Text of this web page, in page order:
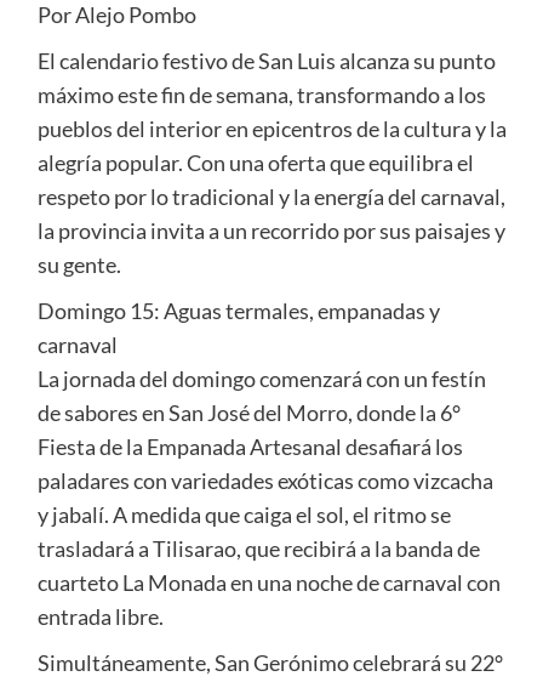
Por Alejo Pombo
El calendario festivo de San Luis alcanza su punto
máximo este fin de semana, transformando a los
pueblos del interior en epicentros de la cultura y la
alegría popular. Con una oferta que equilibra el
respeto por lo tradicional y la energía del carnaval,
la provincia invita a un recorrido por sus paisajes y
su gente.
Domingo 15: Aguas termales, empanadas y
carnaval
La jornada del domingo comenzará con un festín
de sabores en San José del Morro, donde la 6°
Fiesta de la Empanada Artesanal desafiará los
paladares con variedades exóticas como vizcacha
y jabalí. A medida que caiga el sol, el ritmo se
trasladará a Tilisarao, que recibirá a la banda de
cuarteto La Monada en una noche de carnaval con
entrada libre.
Simultáneamente, San Gerónimo celebrará su 22°